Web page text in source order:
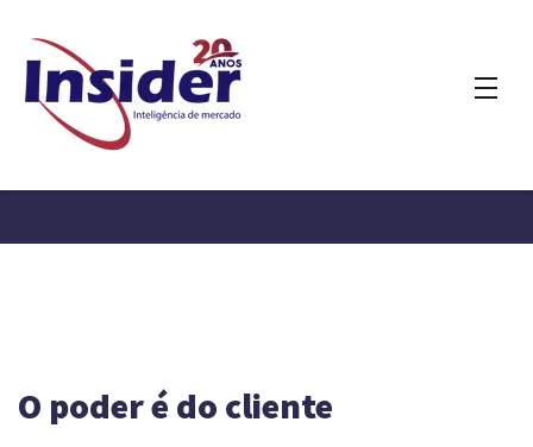
O poder é do cliente